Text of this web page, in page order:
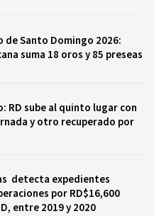
de Santo Domingo 2026:
suma 18 oros y 85 preseas
RD sube al quinto lugar con
y otro recuperado por
detecta expedientes
por RD$16,600
entre 2019 y 2020